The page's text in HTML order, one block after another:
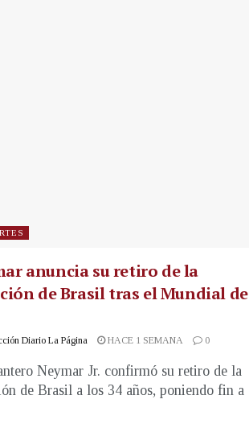
anuncia su retiro de la
de Brasil tras el Mundial de
Diario La Página HACE 1 SEMANA 0
Neymar Jr. confirmó su retiro de la
de Brasil a los 34 años, poniendo fin a